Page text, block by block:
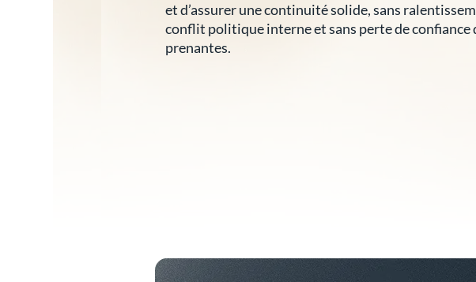
et d’assurer une continuité solide, sans
conflit politique interne et sans perte de confiance
prenantes.